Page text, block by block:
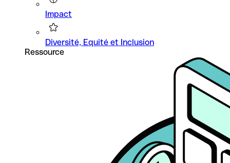
Impact
Diversité, Equité et Inclusion
Ressource